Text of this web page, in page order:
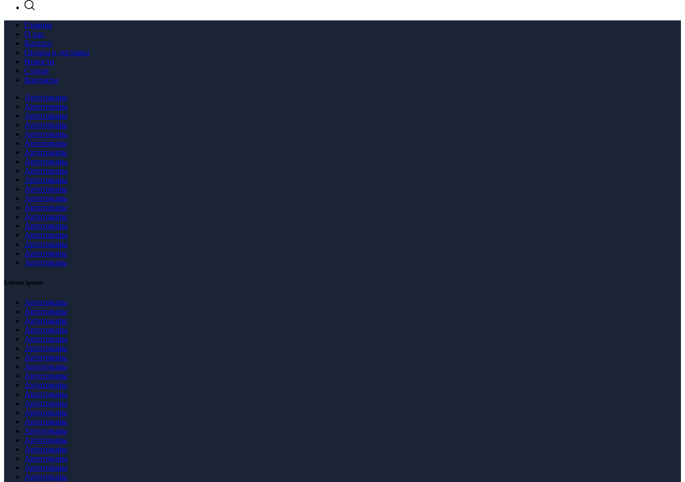
Главная
О нас
Каталог
Оплата и доставка
Новости
Статьи
Контакты
Автотовары
Автотовары
Автотовары
Автотовары
Автотовары
Автотовары
Автотовары
Автотовары
Автотовары
Автотовары
Автотовары
Автотовары
Автотовары
Автотовары
Автотовары
Автотовары
Автотовары
Автотовары
Автотовары
Lorem ipsum
Автотовары
Автотовары
Автотовары
Автотовары
Автотовары
Автотовары
Автотовары
Автотовары
Автотовары
Автотовары
Автотовары
Автотовары
Автотовары
Автотовары
Автотовары
Автотовары
Автотовары
Автотовары
Автотовары
Автотовары